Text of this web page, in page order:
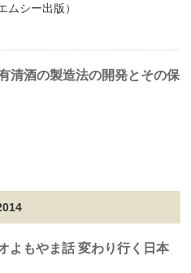
ムシー出版）
清酒の製造法の開発とその保
よもやま話 変わり行く日本